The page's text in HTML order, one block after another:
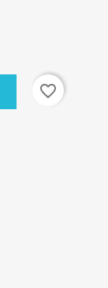
favorite_border